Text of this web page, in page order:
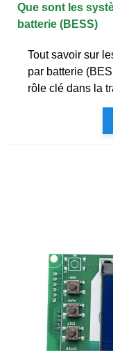
Que sont les
batterie (BESS)
Tout savoir sur
par batterie
rôle clé dans la